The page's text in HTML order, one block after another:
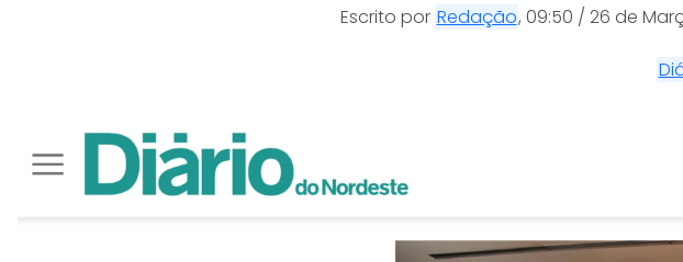
Escrito por Redação, 09:50 / 26 de